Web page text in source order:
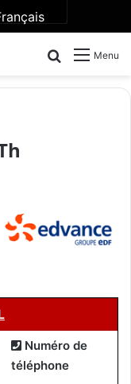
Menu
Rechercher
Numéro de
téléphone